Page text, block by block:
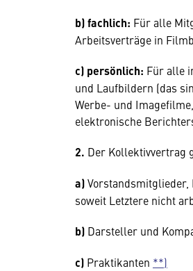
b) fachlich: Für alle
Arbeitsverträge in
c) persönlich: Für alle
und Laufbildern (das
Werbe- und
elektronische
2. Der Kollektivvertrag
a)Vorstandsmitglieder,
soweit Letztere nicht
b) Darsteller und
c) Praktikanten **)